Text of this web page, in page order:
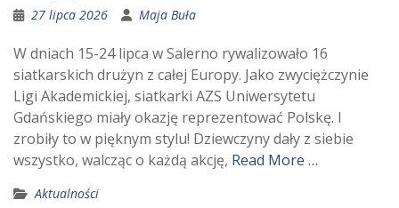
27 lipca 2026 Maja Buła
W dniach 15-24 lipca w Salerno rywalizowało 16
siatkarskich drużyn z całej Europy. Jako zwyciężczynie
Ligi Akademickiej, siatkarki AZS Uniwersytetu
Gdańskiego miały okazję reprezentować Polskę. I
zrobiły to w pięknym stylu! Dziewczyny dały z siebie
wszystko, walcząc o każdą akcję, Read More …
Aktualności